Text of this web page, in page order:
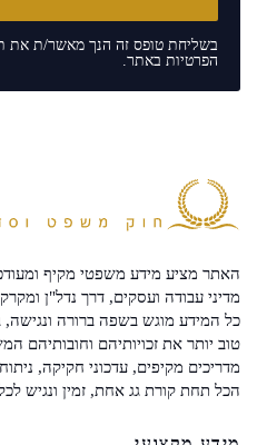
בשליחת טופס זה הנך מאשר/ת את
הפרטיות באתר.
האתר מציע מידע משפטי מקיף
מדיני עבודה ועסקים, דרך נדל"ן
כל המידע מוגש בשפה ברורה ונגישה,
טוב יותר את זכויותיהם וחובותיהם
מדריכים מקיפים, עדכוני חקיקה,
הכל תחת קורת גג אחת, זמין ונגיש